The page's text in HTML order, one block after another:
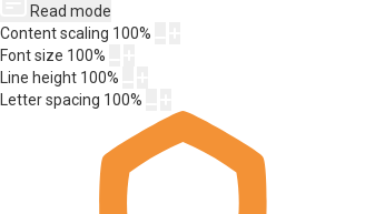
Read mode
Content scaling 100%
Font size 100%
Line height 100%
Letter spacing 100%